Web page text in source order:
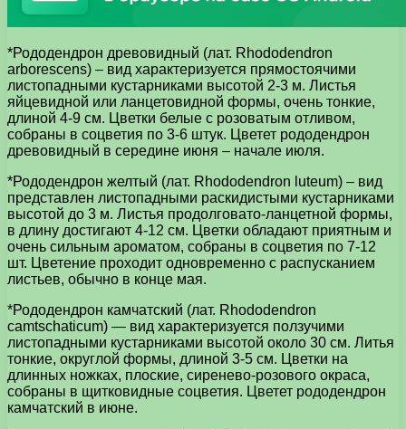
*Рододендрон древовидный (лат. Rhododendron
arborescens) – вид характеризуется прямостоячими
листопадными кустарниками высотой 2-3 м. Листья
яйцевидной или ланцетовидной формы, очень тонкие,
длиной 4-9 см. Цветки белые с розоватым отливом,
собраны в соцветия по 3-6 штук. Цветет рододендрон
древовидный в середине июня – начале июля.
*Рододендрон желтый (лат. Rhododendron luteum) – вид
представлен листопадными раскидистыми кустарниками
высотой до 3 м. Листья продолговато-ланцетной формы,
в длину достигают 4-12 см. Цветки обладают приятным и
очень сильным ароматом, собраны в соцветия по 7-12
шт. Цветение проходит одновременно с распусканием
листьев, обычно в конце мая.
*Рододендрон камчатский (лат. Rhododendron
сamtschaticum) — вид характеризуется ползучими
листопадными кустарниками высотой около 30 см. Литья
тонкие, округлой формы, длиной 3-5 см. Цветки на
длинных ножках, плоские, сиренево-розового окраса,
собраны в щитковидные соцветия. Цветет рододендрон
камчатский в июне.